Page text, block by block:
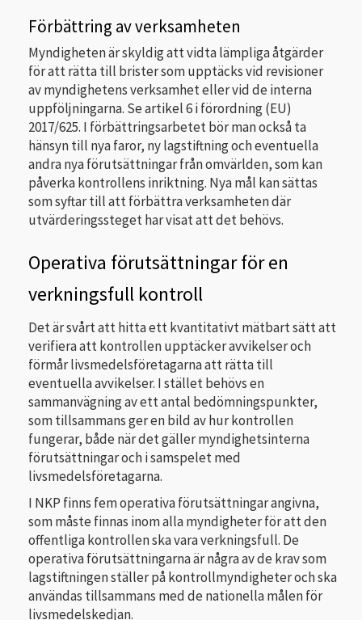
Förbättring av verksamheten
Myndigheten är skyldig att vidta lämpliga åtgärder
för att rätta till brister som upptäcks vid revisioner
av myndighetens verksamhet eller vid de interna
uppföljningarna. Se artikel 6 i förordning (EU)
2017/625. I förbättringsarbetet bör man också ta
hänsyn till nya faror, ny lagstiftning och eventuella
andra nya förutsättningar från omvärlden, som kan
påverka kontrollens inriktning. Nya mål kan sättas
som syftar till att förbättra verksamheten där
utvärderingssteget har visat att det behövs.
Operativa förutsättningar för en
verkningsfull kontroll
Det är svårt att hitta ett kvantitativt mätbart sätt att
verifiera att kontrollen upptäcker avvikelser och
förmår livsmedelsföretagarna att rätta till
eventuella avvikelser. I stället behövs en
sammanvägning av ett antal bedömningspunkter,
som tillsammans ger en bild av hur kontrollen
fungerar, både när det gäller myndighetsinterna
förutsättningar och i samspelet med
livsmedelsföretagarna.
I NKP finns fem operativa förutsättningar angivna,
som måste finnas inom alla myndigheter för att den
offentliga kontrollen ska vara verkningsfull. De
operativa förutsättningarna är några av de krav som
lagstiftningen ställer på kontrollmyndigheter och ska
användas tillsammans med de nationella målen för
livsmedelskedjan.